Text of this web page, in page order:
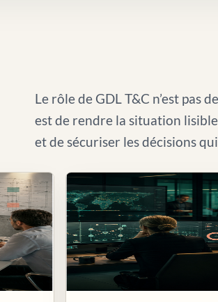
Le rôle de GDL T&C n’est pas
est de rendre la situation
et de sécuriser les décisions